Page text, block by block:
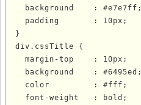
  background    : #e7e7ff;
  padding       : 10px;
}
div.cssTitle {
  margin-top    : 10px;
  background    : #6495ed;
  color         : #fff;
  font-weight   : bold;